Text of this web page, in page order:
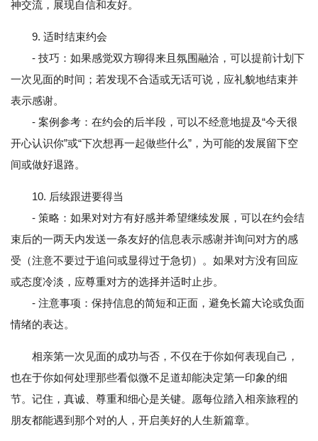
神交流，展现自信和友好。
9. 适时结束约会
- 技巧：如果感觉双方聊得来且氛围融洽，可以提前计划下
一次见面的时间；若发现不合适或无话可说，应礼貌地结束并
表示感谢。
- 案例参考：在约会的后半段，可以不经意地提及“今天很
开心认识你”或“下次想再一起做些什么”，为可能的发展留下空
间或做好退路。
10. 后续跟进要得当
- 策略：如果对对方有好感并希望继续发展，可以在约会结
束后的一两天内发送一条友好的信息表示感谢并询问对方的感
受（注意不要过于追问或显得过于急切）。如果对方没有回应
或态度冷淡，应尊重对方的选择并适时止步。
- 注意事项：保持信息的简短和正面，避免长篇大论或负面
情绪的表达。
相亲第一次见面的成功与否，不仅在于你如何表现自己，
也在于你如何处理那些看似微不足道却能决定第一印象的细
节。记住，真诚、尊重和细心是关键。愿每位踏入相亲旅程的
朋友都能遇到那个对的人，开启美好的人生新篇章。